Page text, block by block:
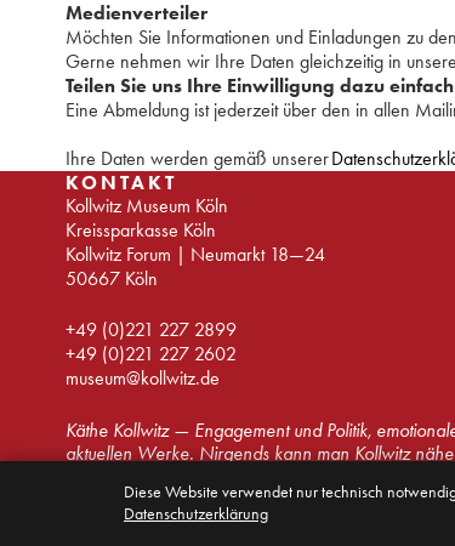
Medienverteiler
Möchten Sie Informationen und Einladungen zu
Gerne nehmen wir Ihre Daten gleichzeitig in
Teilen Sie uns Ihre Einwilligung dazu
Eine Abmeldung ist jederzeit über den in allen
Ihre Daten werden gemäß unserer
KONTAKT
Kollwitz Museum Köln
Kreissparkasse Köln
Kollwitz Forum | Neumarkt 18—24
50667 Köln
+49 (0)221 227 2899
+49 (0)221 227 2602
museum@kollwitz.de
Käthe Kollwitz — Engagement und Politik,
aktuellen Werke. Nirgends kann man Kollwitz
© Kollwitz Museum Köln 2026
Diese Website verwendet nur technisch
Datenschutzerklärung